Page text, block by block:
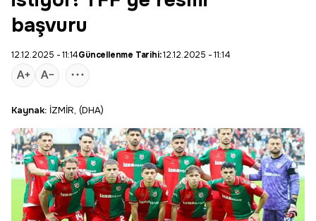
başvuru
12.12.2025 - 11:14Güncellenme Tarihi:12.12.2025 - 11:14
Kaynak: İZMİR, (DHA)